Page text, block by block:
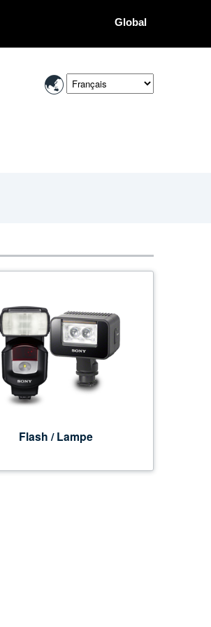
Global
Flash / Lampe